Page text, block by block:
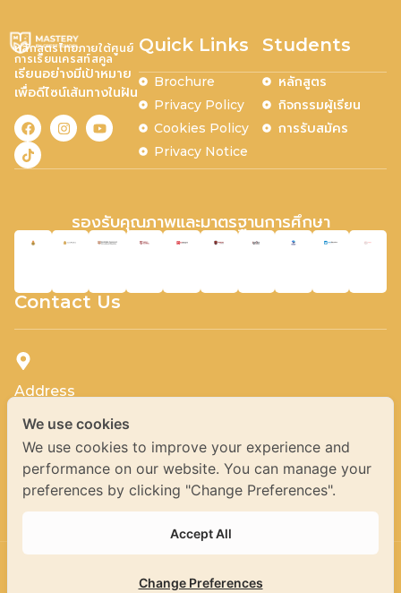
หลักสูตรไทยภายใต้ศูนย์
การเรียนเครสท์สคูล
เรียนอย่างมีเป้าหมาย
เพื่อดีไซน์เส้นทางในฝัน
Quick Links
Brochure
Privacy Policy
Cookies Policy
Privacy Notice
Students
หลักสูตร
กิจกรรมผู้เรียน
การรับสมัคร
รองรับคุณภาพและมาตรฐานการศึกษา
Contact Us
Address
Mastery by Crest School - หลักสูตรไทยภายใต้ศูนย์การเรียนเครสท์
สคูล
444 ชั้น 12, อาคาร MBK Tower ถนนพญาไท แขวงวังใหม่ เขต
ปทุมวัน กรุงเทพฯ 10330
Developed by WebsiteGang
We use cookies
We use cookies to improve your experience and
performance on our website. You can manage your
preferences by clicking "Change Preferences".
Accept All
Change Preferences